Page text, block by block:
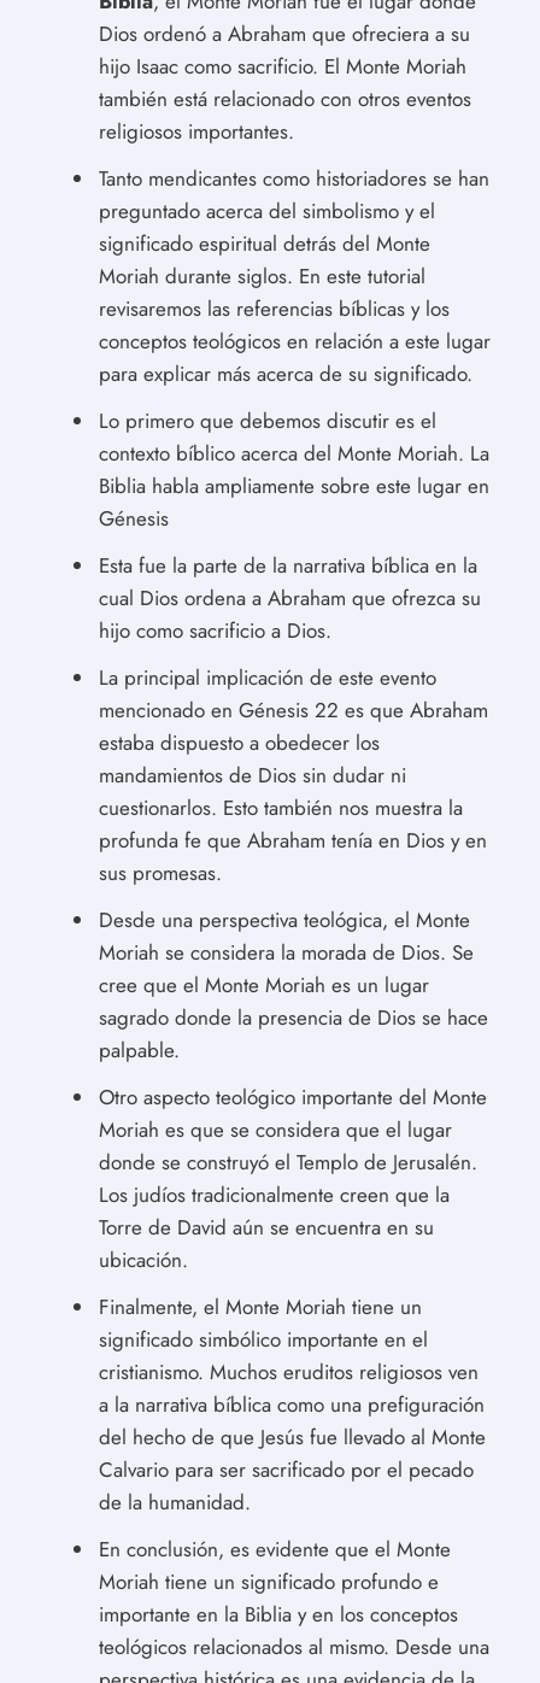
Dios ordenó a Abraham que ofreciera a su
hijo Isaac como sacrificio. El Monte Moriah
también está relacionado con otros eventos
religiosos importantes.
Tanto mendicantes como historiadores se han
preguntado acerca del simbolismo y el
significado espiritual detrás del Monte
Moriah durante siglos. En este tutorial
revisaremos las referencias bíblicas y los
conceptos teológicos en relación a este lugar
para explicar más acerca de su significado.
Lo primero que debemos discutir es el
contexto bíblico acerca del Monte Moriah. La
Biblia habla ampliamente sobre este lugar en
Génesis
Esta fue la parte de la narrativa bíblica en la
cual Dios ordena a Abraham que ofrezca su
hijo como sacrificio a Dios.
La principal implicación de este evento
mencionado en Génesis 22 es que Abraham
estaba dispuesto a obedecer los
mandamientos de Dios sin dudar ni
cuestionarlos. Esto también nos muestra la
profunda fe que Abraham tenía en Dios y en
sus promesas.
Desde una perspectiva teológica, el Monte
Moriah se considera la morada de Dios. Se
cree que el Monte Moriah es un lugar
sagrado donde la presencia de Dios se hace
palpable.
Otro aspecto teológico importante del Monte
Moriah es que se considera que el lugar
donde se construyó el Templo de Jerusalén.
Los judíos tradicionalmente creen que la
Torre de David aún se encuentra en su
ubicación.
Finalmente, el Monte Moriah tiene un
significado simbólico importante en el
cristianismo. Muchos eruditos religiosos ven
a la narrativa bíblica como una prefiguración
del hecho de que Jesús fue llevado al Monte
Calvario para ser sacrificado por el pecado
de la humanidad.
En conclusión, es evidente que el Monte
Moriah tiene un significado profundo e
importante en la Biblia y en los conceptos
teológicos relacionados al mismo. Desde una